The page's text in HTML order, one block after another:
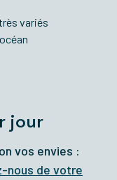
variés
jour
vos envies :
nous de votre